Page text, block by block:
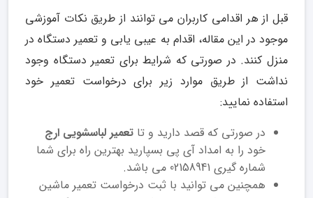
قبل از هر اقدامی کاربران می توانند از طریق نکات آموزشی
موجود در این مقاله، اقدام به عیبی یابی و تعمیر دستگاه در
منزل کنند. در صورتی که شرایط برای تعمیر دستگاه وجود
نداشت از طریق موارد زیر برای درخواست تعمیر خود
استفاده نمایید:
در صورتی که قصد دارید و تا تعمیر لباسشویی ارج
خود را به امداد آی پی بسپارید بهترین راه برای شما
شماره گیری 02158941 می باشد.
همچنین می توانید با ثبت درخواست تعمیر ماشین